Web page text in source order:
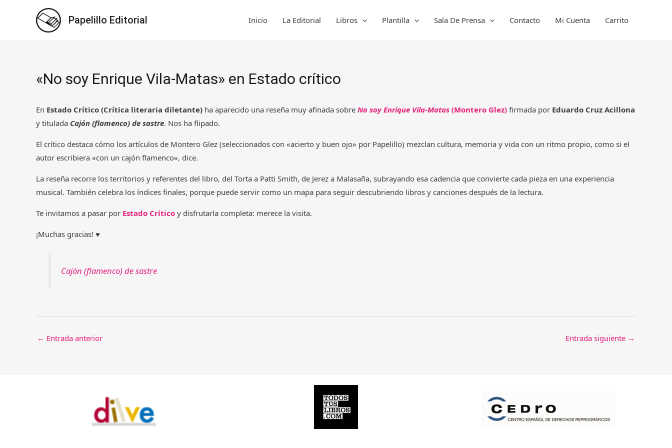
Papelillo Editorial Inicio La Editorial Libros Plantilla Sala De Prensa Contacto Mi Cuenta Carrito
«No soy Enrique Vila-Matas» en Estado crítico
En Estado Crítico (Crítica literaria diletante) ha aparecido una reseña muy afinada sobre No soy Enrique Vila-Matas (Montero Glez) firmada por Eduardo Cruz Acillona
y titulada Cajón (flamenco) de sastre. Nos ha flipado.
El crítico destaca cómo los artículos de Montero Glez (seleccionados con «acierto y buen ojo» por Papelillo) mezclan cultura, memoria y vida con un ritmo propio, como si el
autor escribiera «con un cajón flamenco», dice.
La reseña recorre los territorios y referentes del libro, del Torta a Patti Smith, de Jerez a Malasaña, subrayando esa cadencia que convierte cada pieza en una experiencia
musical. También celebra los índices finales, porque puede servir como un mapa para seguir descubriendo libros y canciones después de la lectura.
Te invitamos a pasar por Estado Crítico y disfrutarla completa: merece la visita.
¡Muchas gracias! ♥
Cajón (flamenco) de sastre
Navegación
← Entrada anterior Entrada siguiente →